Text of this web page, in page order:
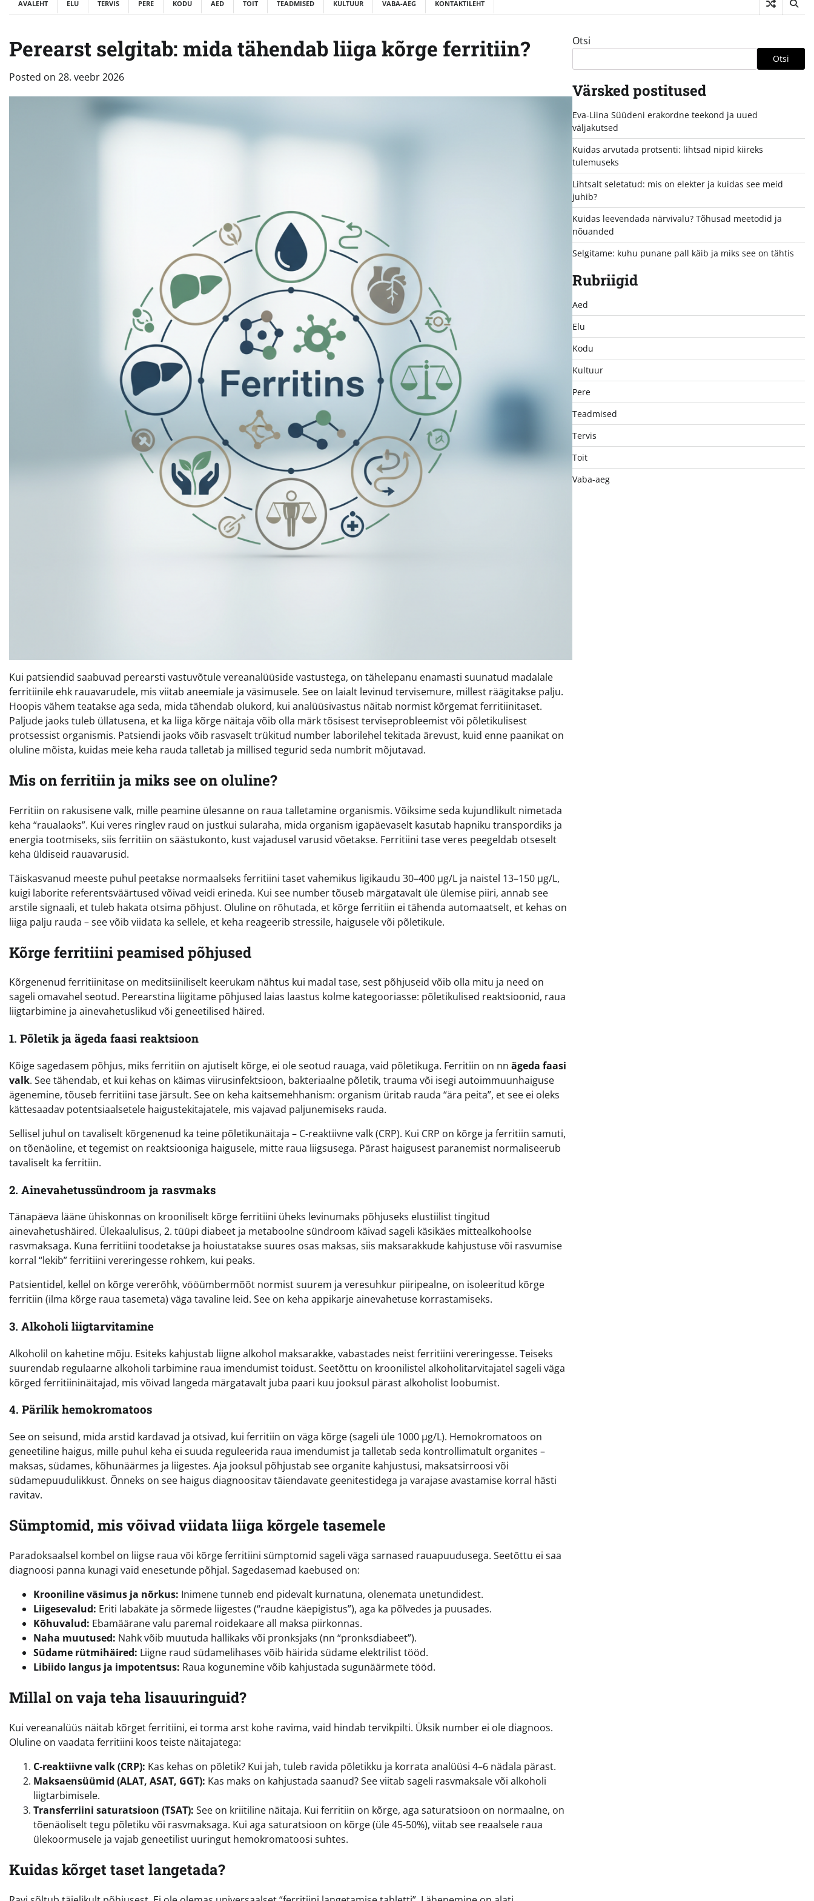
AVALEHT ELU TERVIS PERE KODU AED TOIT TEADMISED KULTUUR VABA-AEG KONTAKTILEHT
Perearst selgitab: mida tähendab liiga kõrge ferritiin?
Posted on 28. veebr 2026
Kui patsiendid saabuvad perearsti vastuvõtule vereanalüüside vastustega, on tähelepanu enamasti suunatud madalale
ferritiinile ehk rauavarudele, mis viitab aneemiale ja väsimusele. See on laialt levinud tervisemure, millest räägitakse palju.
Hoopis vähem teatakse aga seda, mida tähendab olukord, kui analüüsivastus näitab normist kõrgemat ferritiinitaset.
Paljude jaoks tuleb üllatusena, et ka liiga kõrge näitaja võib olla märk tõsisest terviseprobleemist või põletikulisest
protsessist organismis. Patsiendi jaoks võib rasvaselt trükitud number laborilehel tekitada ärevust, kuid enne paanikat on
oluline mõista, kuidas meie keha rauda talletab ja millised tegurid seda numbrit mõjutavad.
Mis on ferritiin ja miks see on oluline?
Ferritiin on rakusisene valk, mille peamine ülesanne on raua talletamine organismis. Võiksime seda kujundlikult nimetada
keha “raualaoks”. Kui veres ringlev raud on justkui sularaha, mida organism igapäevaselt kasutab hapniku transpordiks ja
energia tootmiseks, siis ferritiin on säästukonto, kust vajadusel varusid võetakse. Ferritiini tase veres peegeldab otseselt
keha üldiseid rauavarusid.
Täiskasvanud meeste puhul peetakse normaalseks ferritiini taset vahemikus ligikaudu 30–400 µg/L ja naistel 13–150 µg/L,
kuigi laborite referentsväärtused võivad veidi erineda. Kui see number tõuseb märgatavalt üle ülemise piiri, annab see
arstile signaali, et tuleb hakata otsima põhjust. Oluline on rõhutada, et kõrge ferritiin ei tähenda automaatselt, et kehas on
liiga palju rauda – see võib viidata ka sellele, et keha reageerib stressile, haigusele või põletikule.
Kõrge ferritiini peamised põhjused
Kõrgenenud ferritiinitase on meditsiiniliselt keerukam nähtus kui madal tase, sest põhjuseid võib olla mitu ja need on
sageli omavahel seotud. Perearstina liigitame põhjused laias laastus kolme kategooriasse: põletikulised reaktsioonid, raua
liigtarbimine ja ainevahetuslikud või geneetilised häired.
1. Põletik ja ägeda faasi reaktsioon
Kõige sagedasem põhjus, miks ferritiin on ajutiselt kõrge, ei ole seotud rauaga, vaid põletikuga. Ferritiin on nn ägeda faasi
valk. See tähendab, et kui kehas on käimas viirusinfektsioon, bakteriaalne põletik, trauma või isegi autoimmuunhaiguse
ägenemine, tõuseb ferritiini tase järsult. See on keha kaitsemehhanism: organism üritab rauda “ära peita”, et see ei oleks
kättesaadav potentsiaalsetele haigustekitajatele, mis vajavad paljunemiseks rauda.
Sellisel juhul on tavaliselt kõrgenenud ka teine põletikunäitaja – C-reaktiivne valk (CRP). Kui CRP on kõrge ja ferritiin samuti,
on tõenäoline, et tegemist on reaktsiooniga haigusele, mitte raua liigsusega. Pärast haigusest paranemist normaliseerub
tavaliselt ka ferritiin.
2. Ainevahetussündroom ja rasvmaks
Tänapäeva lääne ühiskonnas on krooniliselt kõrge ferritiini üheks levinumaks põhjuseks elustiilist tingitud
ainevahetushäired. Ülekaalulisus, 2. tüüpi diabeet ja metaboolne sündroom käivad sageli käsikäes mittealkohoolse
rasvmaksaga. Kuna ferritiini toodetakse ja hoiustatakse suures osas maksas, siis maksarakkude kahjustuse või rasvumise
korral “lekib” ferritiini vereringesse rohkem, kui peaks.
Patsientidel, kellel on kõrge vererõhk, vööümbermõõt normist suurem ja veresuhkur piiripealne, on isoleeritud kõrge
ferritiin (ilma kõrge raua tasemeta) väga tavaline leid. See on keha appikarje ainevahetuse korrastamiseks.
3. Alkoholi liigtarvitamine
Alkoholil on kahetine mõju. Esiteks kahjustab liigne alkohol maksarakke, vabastades neist ferritiini vereringesse. Teiseks
suurendab regulaarne alkoholi tarbimine raua imendumist toidust. Seetõttu on kroonilistel alkoholitarvitajatel sageli väga
kõrged ferritiininäitajad, mis võivad langeda märgatavalt juba paari kuu jooksul pärast alkoholist loobumist.
4. Pärilik hemokromatoos
See on seisund, mida arstid kardavad ja otsivad, kui ferritiin on väga kõrge (sageli üle 1000 µg/L). Hemokromatoos on
geneetiline haigus, mille puhul keha ei suuda reguleerida raua imendumist ja talletab seda kontrollimatult organites –
maksas, südames, kõhunäärmes ja liigestes. Aja jooksul põhjustab see organite kahjustusi, maksatsirroosi või
südamepuudulikkust. Õnneks on see haigus diagnoositav täiendavate geenitestidega ja varajase avastamise korral hästi
ravitav.
Sümptomid, mis võivad viidata liiga kõrgele tasemele
Paradoksaalsel kombel on liigse raua või kõrge ferritiini sümptomid sageli väga sarnased rauapuudusega. Seetõttu ei saa
diagnoosi panna kunagi vaid enesetunde põhjal. Sagedasemad kaebused on:
Krooniline väsimus ja nõrkus: Inimene tunneb end pidevalt kurnatuna, olenemata unetundidest.
Liigesevalud: Eriti labakäte ja sõrmede liigestes (“raudne käepigistus”), aga ka põlvedes ja puusades.
Kõhuvalud: Ebamäärane valu paremal roidekaare all maksa piirkonnas.
Naha muutused: Nahk võib muutuda hallikaks või pronksjaks (nn “pronksdiabeet”).
Südame rütmihäired: Liigne raud südamelihases võib häirida südame elektrilist tööd.
Libiido langus ja impotentsus: Raua kogunemine võib kahjustada sugunäärmete tööd.
Millal on vaja teha lisauuringuid?
Kui vereanalüüs näitab kõrget ferritiini, ei torma arst kohe ravima, vaid hindab tervikpilti. Üksik number ei ole diagnoos.
Oluline on vaadata ferritiini koos teiste näitajatega:
C-reaktiivne valk (CRP): Kas kehas on põletik? Kui jah, tuleb ravida põletikku ja korrata analüüsi 4–6 nädala pärast.
Maksaensüümid (ALAT, ASAT, GGT): Kas maks on kahjustada saanud? See viitab sageli rasvmaksale või alkoholi
liigtarbimisele.
Transferriini saturatsioon (TSAT): See on kriitiline näitaja. Kui ferritiin on kõrge, aga saturatsioon on normaalne, on
tõenäoliselt tegu põletiku või rasvmaksaga. Kui aga saturatsioon on kõrge (üle 45-50%), viitab see reaalsele raua
ülekoormusele ja vajab geneetilist uuringut hemokromatoosi suhtes.
Kuidas kõrget taset langetada?
Otsi
Otsi
Värsked postitused
Eva-Liina Süüdeni erakordne teekond ja uued
väljakutsed
Kuidas arvutada protsenti: lihtsad nipid kiireks
tulemuseks
Lihtsalt seletatud: mis on elekter ja kuidas see meid
juhib?
Kuidas leevendada närvivalu? Tõhusad meetodid ja
nõuanded
Selgitame: kuhu punane pall käib ja miks see on tähtis
Rubriigid
Aed
Elu
Kodu
Kultuur
Pere
Teadmised
Tervis
Toit
Vaba-aeg